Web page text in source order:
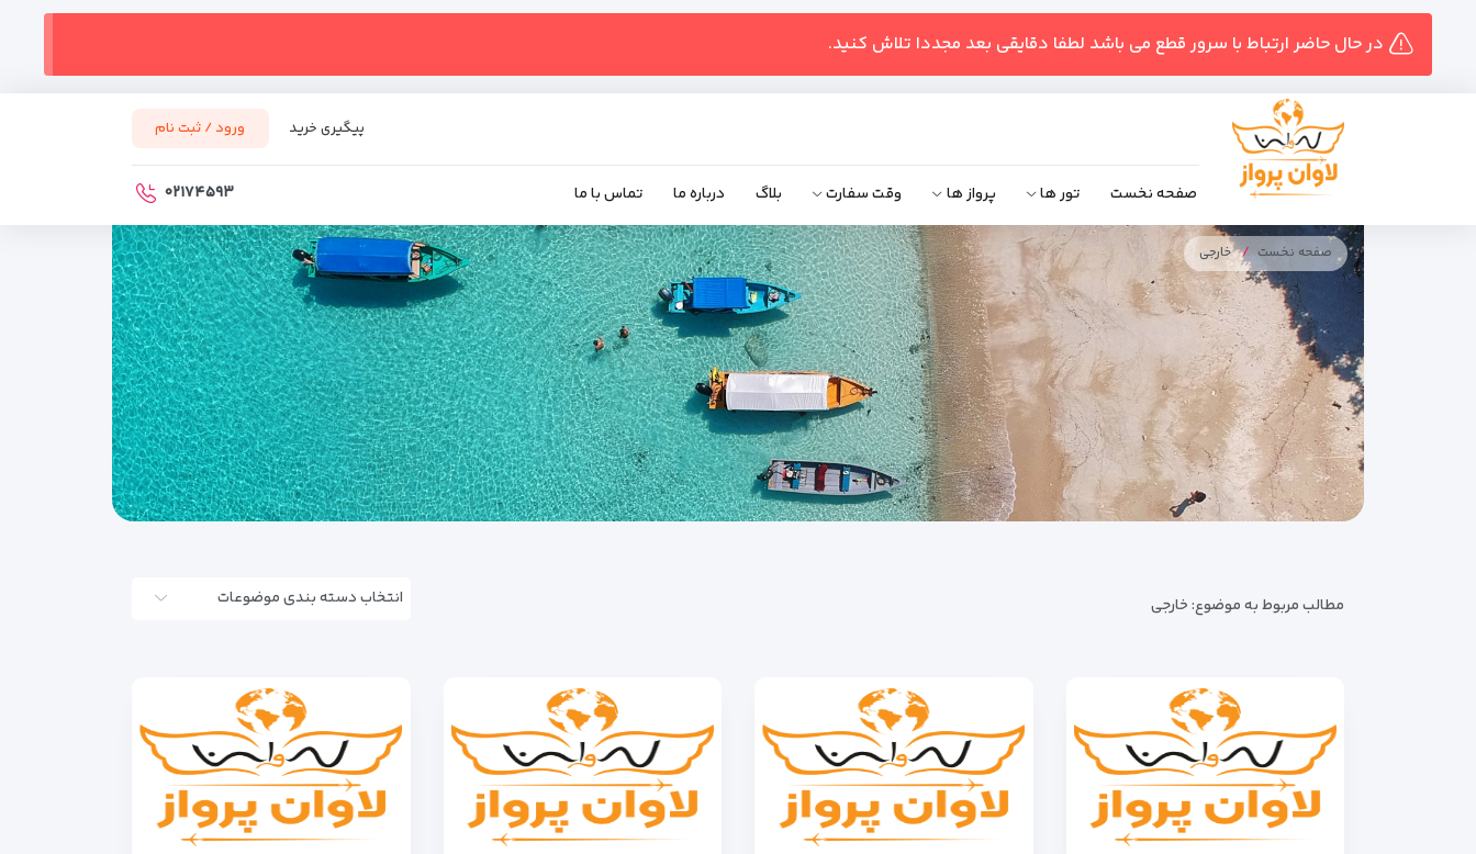
در حال حاضر ارتباط با سرور قطع می باشد لطفا دقایقی بعد مجددا تلاش کنید.
پیگیری خرید ورود / ثبت نام
صفحه نخست تور ها پرواز ها وقت سفارت بلاگ درباره ما تماس با ما ۰۲۱۷۴۵۹۳
صفحه نخست خارجی
مطالب مربوط به موضوع:خارجی انتخاب دسته بندی موضوعات